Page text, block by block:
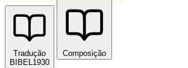
Tradução
BIBEL1930
Composição